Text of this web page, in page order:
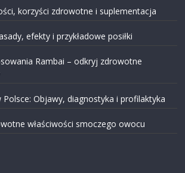
korzyści zdrowotne i suplementacja
efekty i przykładowe posiłki
Rambai – odkryj zdrowotne
Polsce: Objawy, diagnostyka i profilaktyka
właściwości smoczego owocu